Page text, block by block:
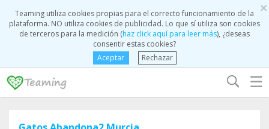
×
Teaming utiliza cookies propias para el correcto funcionamiento de la
plataforma. NO utiliza cookies de publicidad. Lo que sí utiliza son cookies
de terceros para la medición (haz click aquí para leer más), ¿deseas
consentir estas cookies?
Aceptar
Rechazar
☰